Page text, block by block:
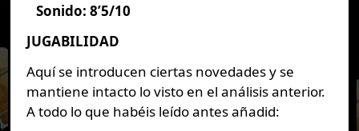
Sonido: 8’5/10
JUGABILIDAD
Aquí se introducen ciertas novedades y se
mantiene intacto lo visto en el análisis anterior.
A todo lo que habéis leído antes añadid: